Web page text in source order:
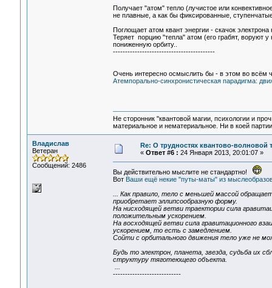
Получает "атом" тепло (лучистое или
не плавные, а как бы фиксированные,
Поглощает атом квант энергии - скачок
Теряет порцию "тепла" атом (его грабят, воруют
пониженную орбиту..
------------------------------------------
Очень интересно осмыслить бы - в этом во всём
Атемпорально-синхронистическая парадигма:
Не сторонник "квантовой магии, психологии и
материальное и нематериальное. Ни в коей
Владислав
Ветеран
Сообщений: 2486
Re: О трудностях квантово-волновой
« Ответ #6 : 24 Января 2013, 20:01:07 »
Вы действительно мыслите не стандартно!
ВотВаши ещё некие "путы-маты" из
... Как правило, тело с меньшей массой
приобретает эллипсообразную форму.
На нисходящей ветви траектории сила
положительным ускорением.
На восходящей ветви сила гравитационного
ускорением, то есть с замедлением.
Сойти с орбитального движения тело уже не
Будь то электрон, планета, звезда, судьба их
структуру тяготеющего объекта.
----------------------------